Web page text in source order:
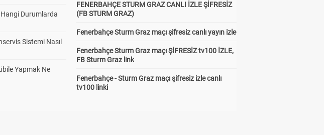
Durumlarda
Sistemi Nasıl
Yapmak Ne
FENERBAHÇE STURM GRAZ CANLI İZLE ŞİFRESİZ
(FB STURM GRAZ)
Fenerbahçe Sturm Graz maçı şifresiz canlı yayın izle
Fenerbahçe Sturm Graz maçı ŞİFRESİZ tv100 İZLE,
FB Sturm Graz link
Fenerbahçe - Sturm Graz maçı şifresiz izle canlı
tv100 linki